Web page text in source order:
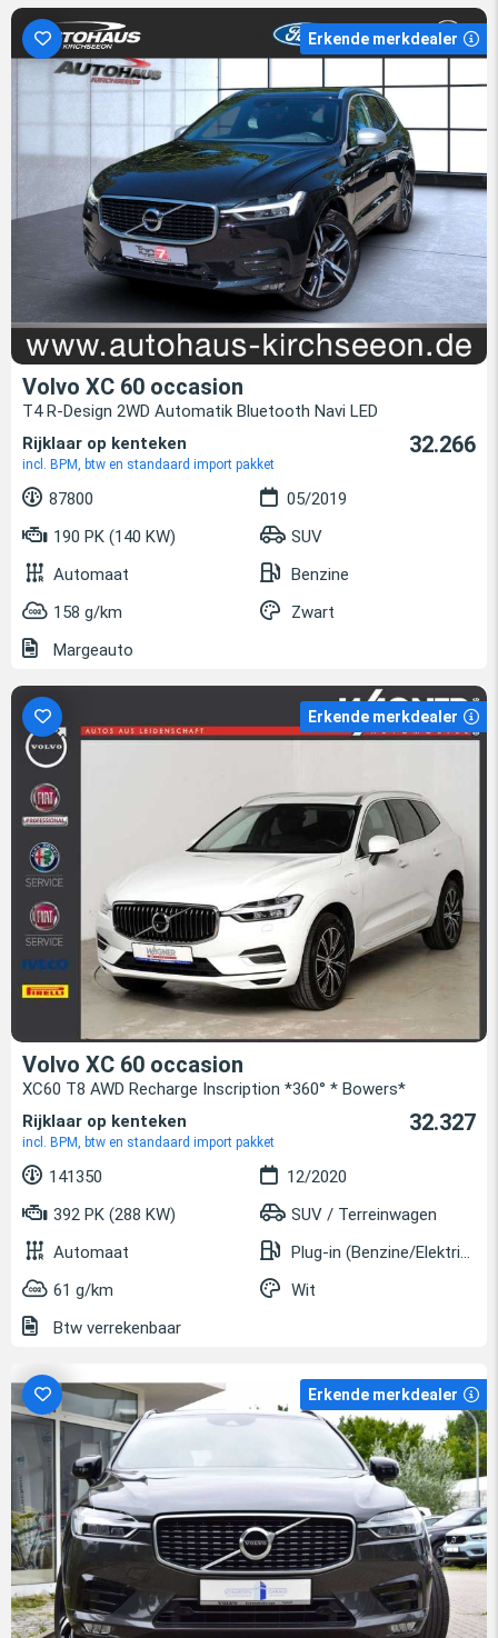
Erkende merkdealer
Volvo XC 60 occasion
T4 R-Design 2WD Automatik Bluetooth Navi LED
Rijklaar op kenteken
incl. BPM, btw en standaard import pakket
32.266
87800
05/2019
190 PK (140 KW)
SUV
Automaat
Benzine
158 g/km
Zwart
Margeauto
Erkende merkdealer
Volvo XC 60 occasion
XC60 T8 AWD Recharge Inscription *360° * Bowers*
Rijklaar op kenteken
incl. BPM, btw en standaard import pakket
32.327
141350
12/2020
392 PK (288 KW)
SUV / Terreinwagen
Automaat
Plug-in (Benzine/Elektrisch)
61 g/km
Wit
Btw verrekenbaar
Erkende merkdealer